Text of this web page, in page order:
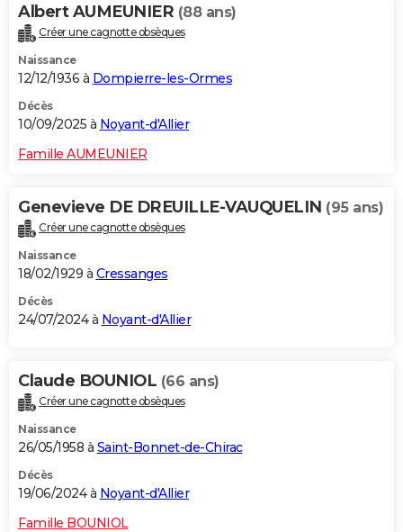
Dictionnaire
Biographies
Citations
Expressions
Proverbes
PROGRAMME TV
COPAINS D'AVANT
S'inscrire
Se connecter
Lycées
Collèges
Primaires
Universités
Entreprises
Service militaire
Avis de recherche
AVIS DE DÉCÈS
Albert AUMEUNIER (88 ans)
Créer une cagnotte obsèques
Naissance
12/12/1936 à Dompierre-les-Ormes
Décès
10/09/2025 à Noyant-d'Allier
Famille AUMEUNIER
Genevieve DE DREUILLE-VAUQUELIN (95 ans)
Créer une cagnotte obsèques
Naissance
18/02/1929 à Cressanges
Décès
24/07/2024 à Noyant-d'Allier
Claude BOUNIOL (66 ans)
Créer une cagnotte obsèques
Naissance
26/05/1958 à Saint-Bonnet-de-Chirac
Décès
19/06/2024 à Noyant-d'Allier
Famille BOUNIOL